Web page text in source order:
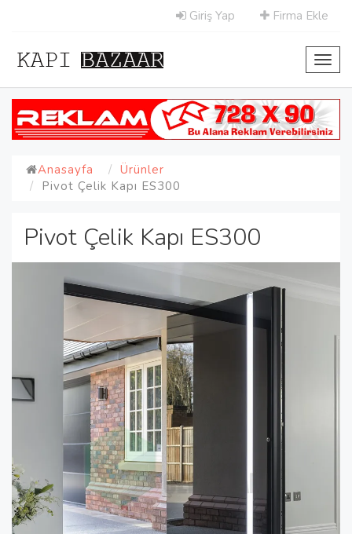
Giriş Yap Firma Ekle
Anasayfa
Ürünler
Pivot Çelik Kapı ES300
Pivot Çelik Kapı ES300